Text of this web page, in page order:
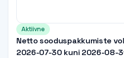
Aktiivne
Netto sooduspakkumiste
2026-07-30 kuni 2026-08-